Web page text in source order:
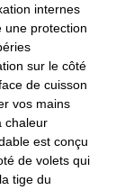
internes
une protection
sur le côté
de cuisson
vos mains
chaleur
est conçu
de volets qui
tige du